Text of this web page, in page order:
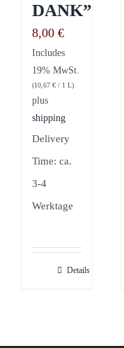
DANK”
8,00 €
Includes
19% MwSt.
(10,67 € / 1 L)
plus
shipping
Delivery
Time: ca.
3-4
Werktage
Details